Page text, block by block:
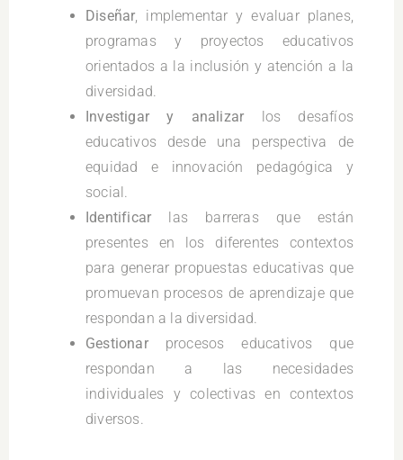
Diseñar, implementar y evaluar planes,
programas y proyectos educativos
orientados a la inclusión y atención a la
diversidad.
Investigar y analizar los desafíos
educativos desde una perspectiva de
equidad e innovación pedagógica y
social.
Identificar las barreras que están
presentes en los diferentes contextos
para generar propuestas educativas que
promuevan procesos de aprendizaje que
respondan a la diversidad.
Gestionarprocesos educativos que
respondan a las necesidades
individuales y colectivas en contextos
diversos.